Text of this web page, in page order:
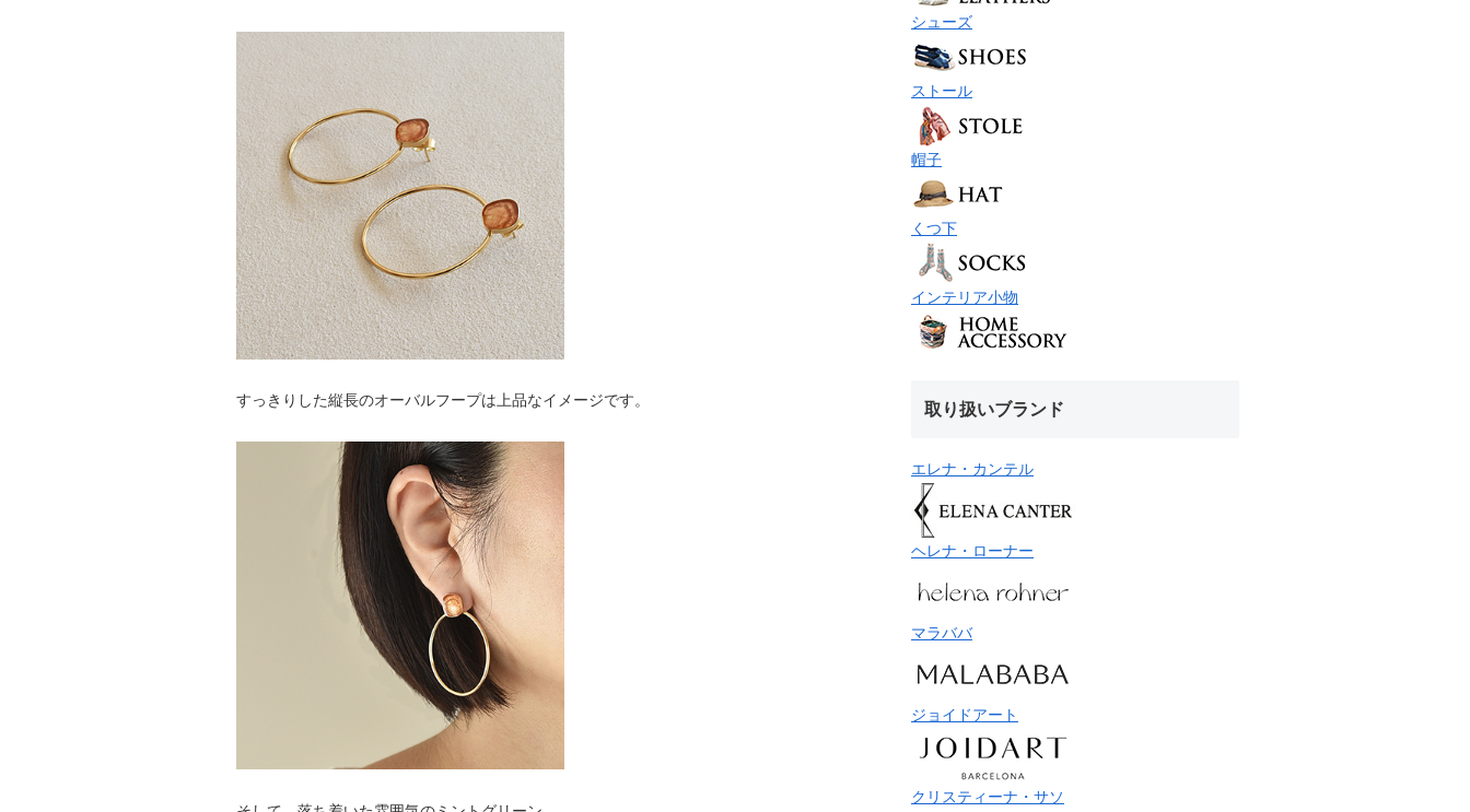
すっきりした縦長のオーバルフープは上品なイメージです。
シューズ
ストール
帽子
くつ下
インテリア小物
取り扱いブランド
エレナ・カンテル
ヘレナ・ローナー
マラババ
ジョイドアート
クリスティーナ・サソ